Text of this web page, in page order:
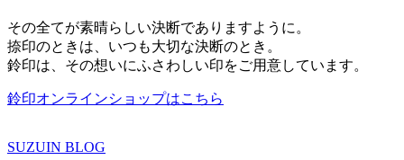
その全てが素晴らしい決断でありますように。
捺印のときは、いつも大切な決断のとき。
鈴印は、その想いにふさわしい印をご用意しています。
鈴印オンラインショップはこちら
SUZUIN BLOG